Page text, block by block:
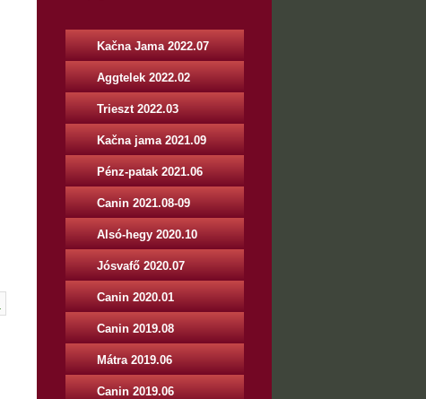
Kačna Jama 2022.07
Aggtelek 2022.02
Trieszt 2022.03
Kačna jama 2021.09
Pénz-patak 2021.06
Canin 2021.08-09
Alsó-hegy 2020.10
Jósvafő 2020.07
Canin 2020.01
Canin 2019.08
Mátra 2019.06
Canin 2019.06